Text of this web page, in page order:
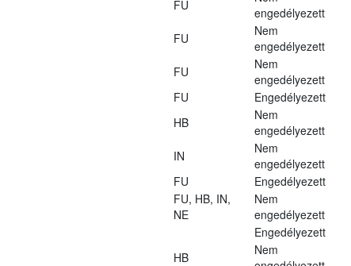
FU
engedélyezett
FU
Nem
engedélyezett
FU
Nem
engedélyezett
FU Engedélyezett
HB
Nem
engedélyezett
IN
Nem
engedélyezett
FU Engedélyezett
FU, HB, IN,
NE
Nem
engedélyezett
Engedélyezett
HB
Nem